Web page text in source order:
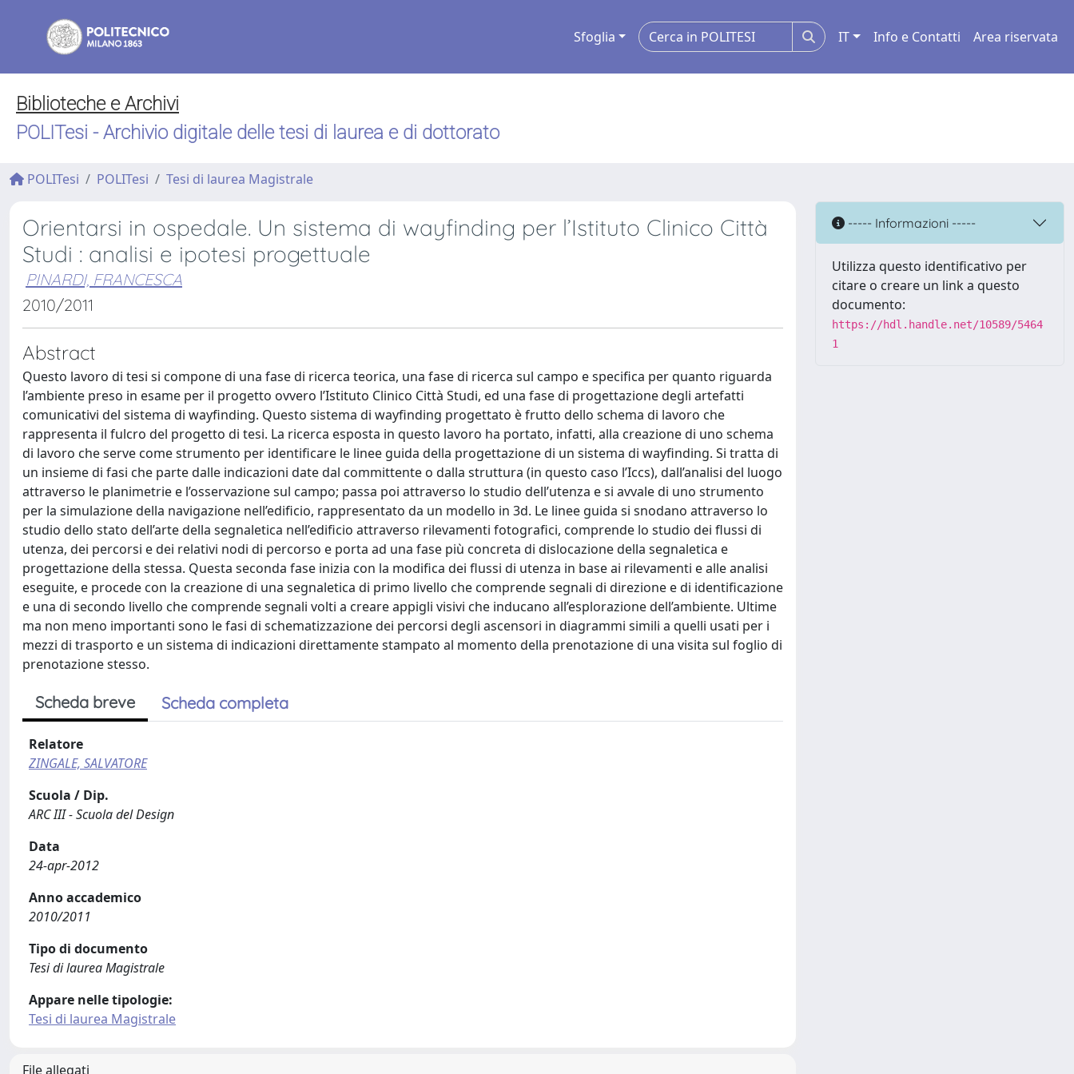
Sfoglia IT Info e Contatti Area riservata
Biblioteche e Archivi
POLITesi - Archivio digitale delle tesi di laurea e di dottorato
POLITesi POLITesi Tesi di laurea Magistrale
Orientarsi in ospedale. Un sistema di wayfinding per l’Istituto Clinico Città
Studi : analisi e ipotesi progettuale
PINARDI, FRANCESCA
2010/2011
Abstract
Questo lavoro di tesi si compone di una fase di ricerca teorica, una fase di ricerca sul campo e specifica per quanto riguarda
l’ambiente preso in esame per il progetto ovvero l’Istituto Clinico Città Studi, ed una fase di progettazione degli artefatti
comunicativi del sistema di wayfinding. Questo sistema di wayfinding progettato è frutto dello schema di lavoro che
rappresenta il fulcro del progetto di tesi. La ricerca esposta in questo lavoro ha portato, infatti, alla creazione di uno schema
di lavoro che serve come strumento per identificare le linee guida della progettazione di un sistema di wayfinding. Si tratta di
un insieme di fasi che parte dalle indicazioni date dal committente o dalla struttura (in questo caso l’Iccs), dall’analisi del luogo
attraverso le planimetrie e l’osservazione sul campo; passa poi attraverso lo studio dell’utenza e si avvale di uno strumento
per la simulazione della navigazione nell’edificio, rappresentato da un modello in 3d. Le linee guida si snodano attraverso lo
studio dello stato dell’arte della segnaletica nell’edificio attraverso rilevamenti fotografici, comprende lo studio dei flussi di
utenza, dei percorsi e dei relativi nodi di percorso e porta ad una fase più concreta di dislocazione della segnaletica e
progettazione della stessa. Questa seconda fase inizia con la modifica dei flussi di utenza in base ai rilevamenti e alle analisi
eseguite, e procede con la creazione di una segnaletica di primo livello che comprende segnali di direzione e di identificazione
e una di secondo livello che comprende segnali volti a creare appigli visivi che inducano all’esplorazione dell’ambiente. Ultime
ma non meno importanti sono le fasi di schematizzazione dei percorsi degli ascensori in diagrammi simili a quelli usati per i
mezzi di trasporto e un sistema di indicazioni direttamente stampato al momento della prenotazione di una visita sul foglio di
prenotazione stesso.
Scheda breve Scheda completa
Relatore
ZINGALE, SALVATORE
Scuola / Dip.
ARC III - Scuola del Design
Data
24-apr-2012
Anno accademico
2010/2011
Tipo di documento
Tesi di laurea Magistrale
Appare nelle tipologie:
Tesi di laurea Magistrale
File allegati
----- Informazioni -----
Utilizza questo identificativo per
citare o creare un link a questo
documento:
https://hdl.handle.net/10589/5464
1